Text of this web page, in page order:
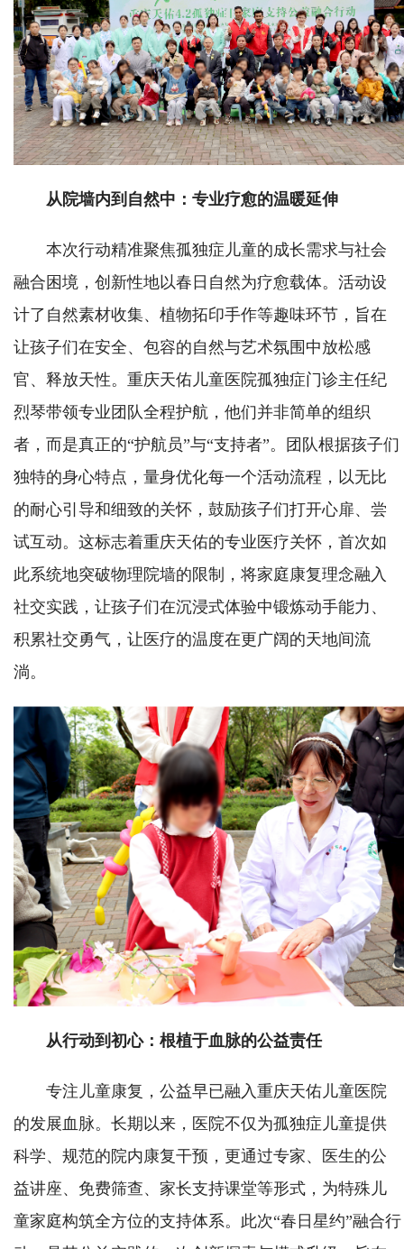
从院墙内到自然中：专业疗愈的温暖延伸
本次行动精准聚焦孤独症儿童的成长需求与社会
融合困境，创新性地以春日自然为疗愈载体。活动设
计了自然素材收集、植物拓印手作等趣味环节，旨在
让孩子们在安全、包容的自然与艺术氛围中放松感
官、释放天性。重庆天佑儿童医院孤独症门诊主任纪
烈琴带领专业团队全程护航，他们并非简单的组织
者，而是真正的“护航员”与“支持者”。团队根据孩子们
独特的身心特点，量身优化每一个活动流程，以无比
的耐心引导和细致的关怀，鼓励孩子们打开心扉、尝
试互动。这标志着重庆天佑的专业医疗关怀，首次如
此系统地突破物理院墙的限制，将家庭康复理念融入
社交实践，让孩子们在沉浸式体验中锻炼动手能力、
积累社交勇气，让医疗的温度在更广阔的天地间流
淌。
从行动到初心：根植于血脉的公益责任
专注儿童康复，公益早已融入重庆天佑儿童医院
的发展血脉。长期以来，医院不仅为孤独症儿童提供
科学、规范的院内康复干预，更通过专家、医生的公
益讲座、免费筛查、家长支持课堂等形式，为特殊儿
童家庭构筑全方位的支持体系。此次“春日星约”融合行